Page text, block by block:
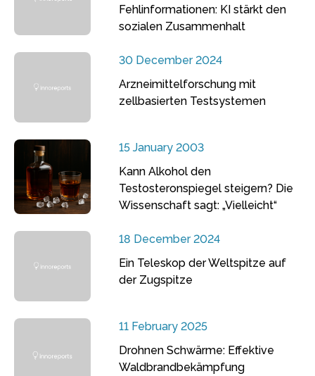
Fehlinformationen: KI stärkt den
sozialen Zusammenhalt
30 December 2024
Arzneimittelforschung mit
zellbasierten Testsystemen
15 January 2003
Kann Alkohol den
Testosteronspiegel steigern? Die
Wissenschaft sagt: „Vielleicht“
18 December 2024
Ein Teleskop der Weltspitze auf
der Zugspitze
11 February 2025
Drohnen Schwärme: Effektive
Waldbrandbekämpfung